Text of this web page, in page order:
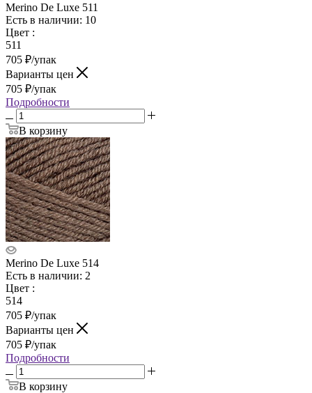
Merino De Luxe 511
Есть в наличии: 10
Цвет :
511
705 ₽/упак
Варианты цен
705 ₽/упак
Подробности
В корзину
Merino De Luxe 514
Есть в наличии: 2
Цвет :
514
705 ₽/упак
Варианты цен
705 ₽/упак
Подробности
В корзину